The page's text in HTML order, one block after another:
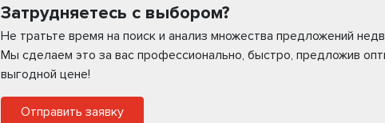
Затрудняетесь с выбором?
Не тратьте время на поиск и анализ множества предложений
Мы сделаем это за вас профессионально, быстро, предложив
выгодной цене!
Отправить заявку